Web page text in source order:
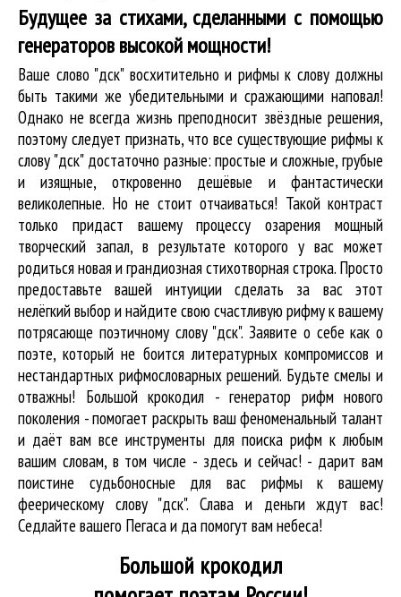
Будущее за стихами, сделанными с помощью
генераторов высокой мощности!
Ваше слово "дск" восхитительно и рифмы к слову должны
быть такими же убедительными и сражающими наповал!
Однако не всегда жизнь преподносит звёздные решения,
поэтому следует признать, что все существующие рифмы к
слову "дск" достаточно разные: простые и сложные, грубые
и изящные, откровенно дешёвые и фантастически
великолепные. Но не стоит отчаиваться! Такой контраст
только придаст вашему процессу озарения мощный
творческий запал, в результате которого у вас может
родиться новая и грандиозная стихотворная строка. Просто
предоставьте вашей интуиции сделать за вас этот
нелёгкий выбор и найдите свою счастливую рифму к вашему
потрясающе поэтичному слову "дск". Заявите о себе как о
поэте, который не боится литературных компромиссов и
нестандартных рифмословарных решений. Будьте смелы и
отважны! Большой крокодил - генератор рифм нового
поколения - помогает раскрыть ваш феноменальный талант
и даёт вам все инструменты для поиска рифмк любым
вашим словам, в том числе - здесь и сейчас! - дарит вам
поистине судьбоносные для вас рифмы к вашему
феерическому слову "дск". Слава и деньги ждут вас!
Седлайте вашего Пегаса и да помогут вам небеса!
Большой крокодил